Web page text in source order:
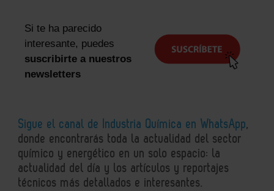
Si te ha parecido
interesante, puedes
suscribirte a nuestros
newsletters
Sigue el canal de Industria Química en WhatsApp,
donde encontrarás toda la actualidad del sector
químico y energético en un solo espacio: la
actualidad del día y los artículos y reportajes
técnicos más detallados e interesantes.